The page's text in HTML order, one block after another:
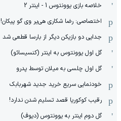
خلاصه بازی یوونتوس 1 - اینتر 2
اختصاصی: رضا شکاری هی‌یر وی‌ گو پیکان!
جدایی دو بازیکن دیگر از بارسا قطعی شد
گل اول یوونتوس به اینتر (کنسیسائو)
گل اول چلسی به میلان توسط پدرو
خودنمایی سریع خرید جدید شهربابک
رقیب کوکوریا قصد تسلیم شدن ندارد!
گل دوم اینتر به یوونتوس (دیوف)